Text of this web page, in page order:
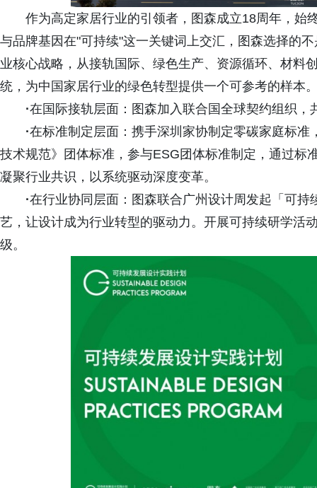
作为高定家居行业的引领者，图森成立18周年，始
与品牌基因在"可持续"这一关键词上交汇，图森选择的
业核心战略，从接轨国际、绿色生产、资源循环、材料
统，为中国家居行业的绿色转型提供一个可参考的样本
·在国际接轨层面：图森加入联合国全球契约组织，
·在标准制定层面：携手深圳家协制定零碳家庭标
技术规范》团体标准，参与ESG团体标准制定，通过标
凝聚行业共识，以系统驱动深度变革。
·在行业协同层面：图森联合广州设计周发起「可
艺，让设计成为行业转型的驱动力。开展可持续研学活
级。